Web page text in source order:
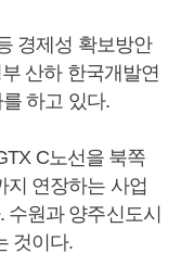
경제성 확보방안
산하 한국개발연
하고 있다.
C노선을 북쪽
지 연장하는 사업
원과 양주신도시
것이다.